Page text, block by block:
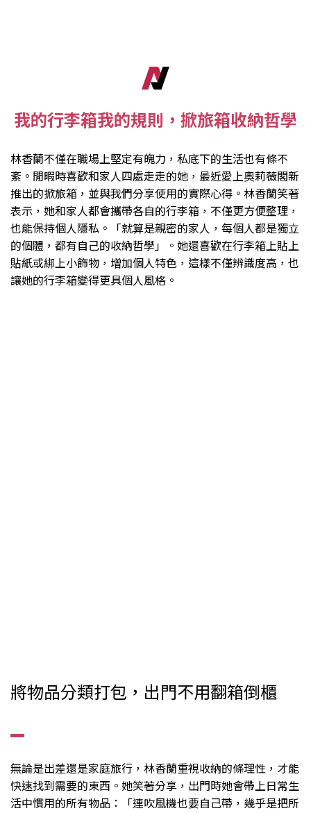
我的行李箱我的規則，掀旅箱收納哲學
林香蘭不僅在職場上堅定有魄力，私底下的生活也有條不
紊。閒暇時喜歡和家人四處走走的她，最近愛上奧莉薇閣新
推出的掀旅箱，並與我們分享使用的實際心得。林香蘭笑著
表示，她和家人都會攜帶各自的行李箱，不僅更方便整理，
也能保持個人隱私。「就算是親密的家人，每個人都是獨立
的個體，都有自己的收納哲學」。她還喜歡在行李箱上貼上
貼紙或綁上小飾物，增加個人特色，這樣不僅辨識度高，也
讓她的行李箱變得更具個人風格。
將物品分類打包，出門不用翻箱倒櫃
▂
無論是出差還是家庭旅行，林香蘭重視收納的條理性，才能
快速找到需要的東西。她笑著分享，出門時她會帶上日常生
活中慣用的所有物品：「連吹風機也要自己帶，幾乎是把所